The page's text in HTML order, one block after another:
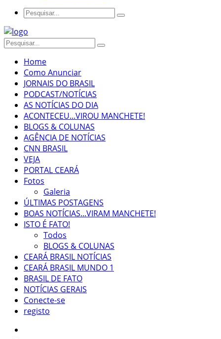
Home
Como Anunciar
JORNAIS DO BRASIL
PODCAST/NOTÍCIAS
AS NOTÍCIAS DO DIA
ACONTECEU...VIROU MANCHETE!
BLOGS & COLUNAS
AGÊNCIA DE NOTÍCIAS
CNN BRASIL
VEJA
PORTAL CEARÁ
Fotos
Galeria
ÚLTIMAS POSTAGENS
BOAS NOTÍCIAS...VIRAM MANCHETE!
ISTO É FATO!
Todos
BLOGS & COLUNAS
CEARÁ BRASIL NOTÍCIAS
CEARÁ BRASIL MUNDO 1
BRASIL DE FATO
NOTÍCIAS GERAIS
Conecte-se
registo